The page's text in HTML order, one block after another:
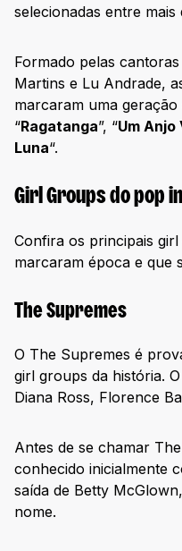
selecionadas entre
Formado pelas
Martins e Lu Andrade,
marcaram uma geração
“Ragatanga”, “Um Anjo
Luna“.
Girl Groups do pop
Confira os principais
marcaram época e que
The Supremes
O The Supremes é
girl groups da história.
Diana Ross, Florence
Antes de se chamar
conhecido inicialmente
saída de Betty
nome.